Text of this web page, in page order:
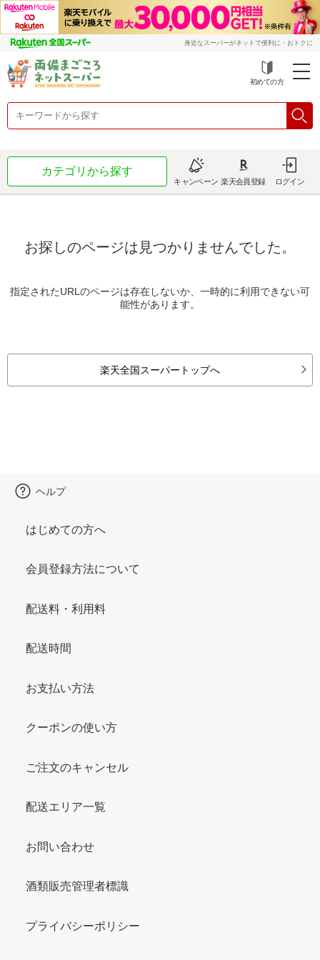
身近なスーパーがネットで便利に・おトクに
初めての方
カテゴリから探す
キャンペーン 楽天会員登録 ログイン
お探しのページは見つかりませんでした。
指定されたURLのページは存在しないか、一時的に利用できない可
能性があります。
楽天全国スーパートップへ
ヘルプ
はじめての方へ
会員登録方法について
配送料・利用料
配送時間
お支払い方法
クーポンの使い方
ご注文のキャンセル
配送エリア一覧
お問い合わせ
酒類販売管理者標識
プライバシーポリシー